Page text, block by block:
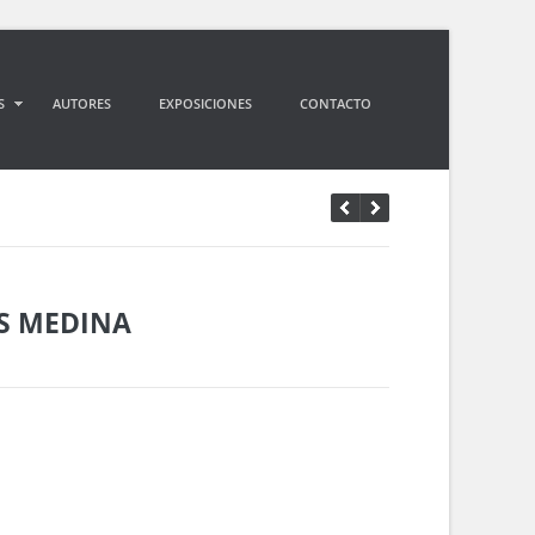
AUTORES EXPOSICIONES CONTACTO
MEDINA